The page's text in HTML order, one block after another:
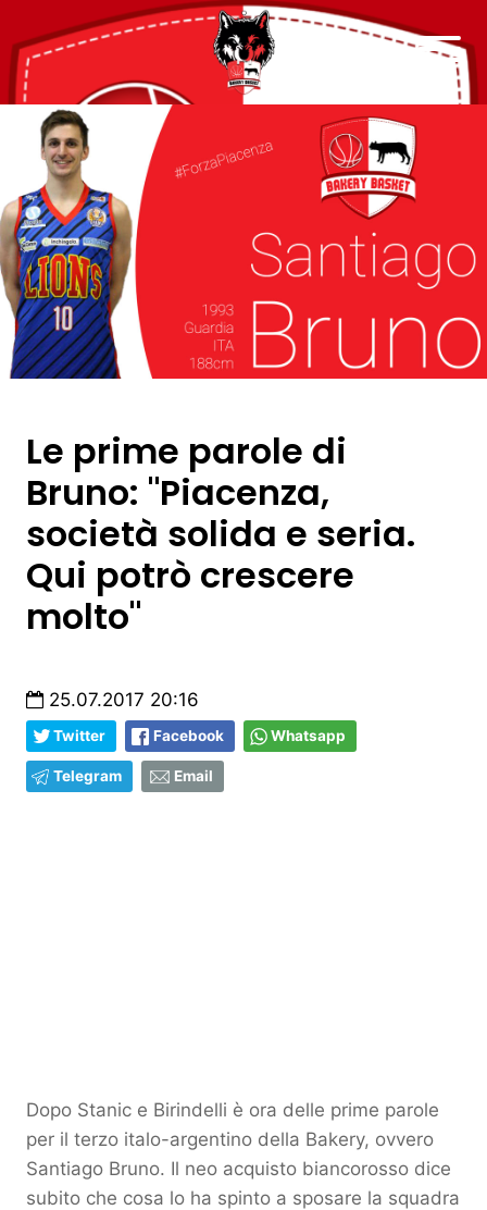
Le prime parole di
Bruno: "Piacenza,
società solida e seria.
Qui potrò crescere
molto"
25.07.2017 20:16
Twitter Facebook Whatsapp
Telegram Email
Dopo Stanic e Birindelli è ora delle prime parole
per il terzo italo-argentino della Bakery, ovvero
Santiago Bruno. Il neo acquisto biancorosso dice
subito che cosa lo ha spinto a sposare la squadra